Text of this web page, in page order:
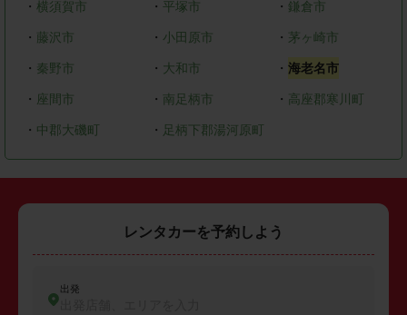
・ 横須賀市 ・ 平塚市 ・ 鎌倉市
・ 藤沢市 ・ 小田原市 ・ 茅ヶ崎市
・ 秦野市 ・ 大和市 ・海老名市
・ 座間市 ・ 南足柄市 ・ 高座郡寒川町
・ 中郡大磯町 ・ 足柄下郡湯河原町
レンタカーを予約しよう
出発